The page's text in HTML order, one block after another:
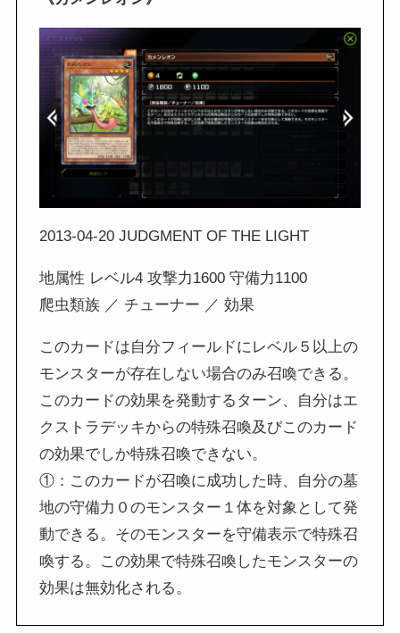
2013-04-20 JUDGMENT OF THE LIGHT
地属性 レベル4 攻撃力1600 守備力1100
爬虫類族 ／ チューナー ／ 効果
このカードは自分フィールドにレベル５以上の
モンスターが存在しない場合のみ召喚できる。
このカードの効果を発動するターン、自分はエ
クストラデッキからの特殊召喚及びこのカード
の効果でしか特殊召喚できない。
①：このカードが召喚に成功した時、自分の墓
地の守備力０のモンスター１体を対象として発
動できる。そのモンスターを守備表示で特殊召
喚する。この効果で特殊召喚したモンスターの
効果は無効化される。